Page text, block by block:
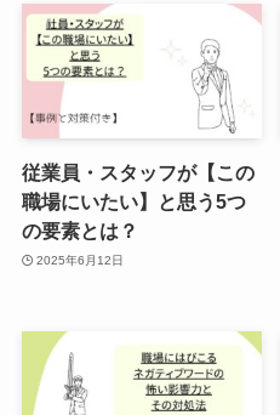
従業員・スタッフが【この
職場にいたい】と思う5つ
の要素とは？
2025年6月12日